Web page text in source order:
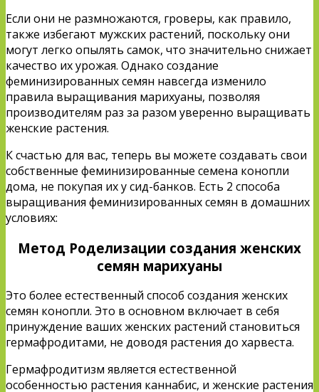
Если они не размножаются, гроверы, как правило,
также избегают мужских растений, поскольку они
могут легко опылять самок, что значительно снижает
качество их урожая. Однако создание
феминизированных семян навсегда изменило
правила выращивания марихуаны, позволяя
производителям раз за разом уверенно выращивать
женские растения.
К счастью для вас, теперь вы можете создавать свои
собственные феминизированные семена конопли
дома, не покупая их у сид-банков. Есть 2 способа
выращивания феминизированных семян в домашних
условиях:
Метод Роделизации создания женских
семян марихуаны
Это более естественный способ создания женских
семян конопли. Это в основном включает в себя
принуждение ваших женских растений становиться
гермафродитами, не доводя растения до харвеста.
Гермафродитизм является естественной
особенностью растения каннабис, и женские растения